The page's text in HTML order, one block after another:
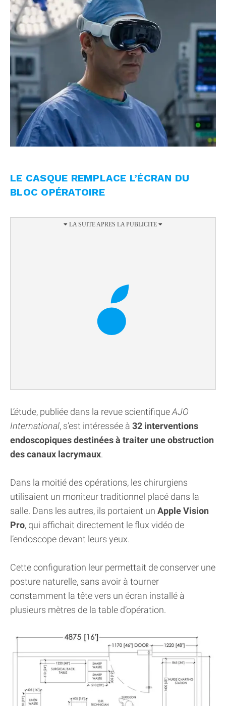
LE CASQUE REMPLACE L’ÉCRAN DU
BLOC OPÉRATOIRE
L’étude, publiée dans la revue scientifiqueAJO
International, s’est intéressée à 32 interventions
endoscopiques destinées à traiter une obstruction
des canaux lacrymaux.
Dans la moitié des opérations, les chirurgiens
utilisaient un moniteur traditionnel placé dans la
salle. Dans les autres, ils portaient un Apple Vision
Pro, qui affichait directement le flux vidéo de
l’endoscope devant leurs yeux.
Cette configuration leur permettait de conserver une
posture naturelle, sans avoir à tourner
constamment la tête vers un écran installé à
plusieurs mètres de la table d’opération.